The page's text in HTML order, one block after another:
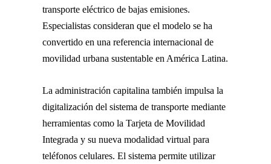
transporte eléctrico de bajas emisiones.
Especialistas consideran que el modelo se ha
convertido en una referencia internacional de
movilidad urbana sustentable en América Latina.
La administración capitalina también impulsa la
digitalización del sistema de transporte mediante
herramientas como la Tarjeta de Movilidad
Integrada y su nueva modalidad virtual para
teléfonos celulares. El sistema permite utilizar